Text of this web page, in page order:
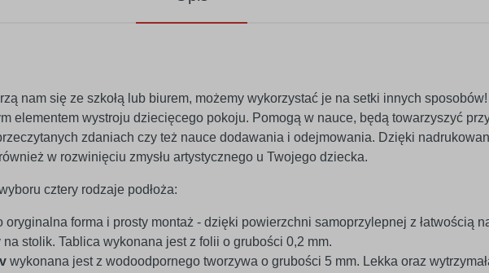
nam się ze szkołą lub biurem, możemy wykorzystać je na setki innych
elementem wystroju dziecięcego pokoju. Pomogą w nauce, będą towarzyszyć
zdaniach czy też nauce dodawania i odejmowania. Dzięki
w rozwinięciu zmysłu artystycznego u Twojego dziecka.
cztery rodzaje podłoża:
oryginalna forma i prosty montaż - dzięki powierzchni samoprzylepnej z łatwością
stolik. Tablica wykonana jest z folii o grubości 0,2 mm.
wykonana jest z wodoodpornego tworzywa o grubości 5 mm. Lekka oraz